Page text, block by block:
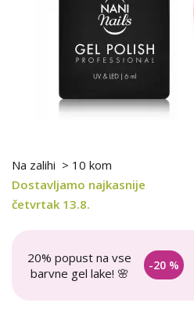
Na zalihi > 10 kom
Dostavljamo najkasnije
četvrtak 13.8.
20% popust na vse
barvne gel lake! 🌸
-20 %